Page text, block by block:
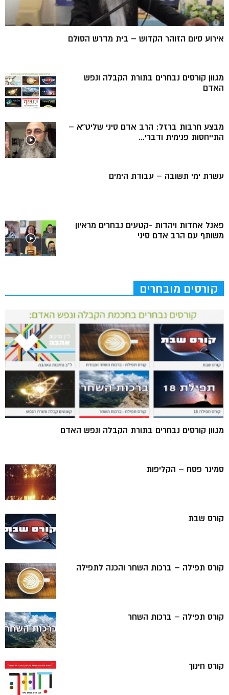
אירוע סיום הזוהר הקדוש – בית מדרש הסולם
מגוון קורסים נבחרים בתורת הקבלה ונפש
האדם
מבצע חרבות ברזל: הרב אדם סיני שליט”א –
התייחסות פנימית ודברי...
עשרת ימי תשובה – עבודת הימים
פאנל אחדות ויהדות -קטעים נבחרים מראיון
משותף עם הרב אדם סיני
קורסים מובחרים
מגוון קורסים נבחרים בתורת הקבלה ונפש האדם
סמינר פסח – הקליפות
קורס שבת
קורס תפילה – ברכות השחר והכנה לתפילה
קורס תפילה – ברכות השחר
קורס חינוך